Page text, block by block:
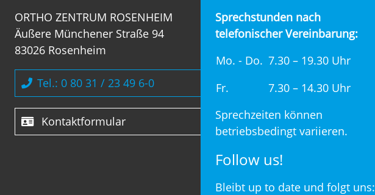
ORTHO ZENTRUM ROSENHEIM
Äußere Münchener Straße 94
83026 Rosenheim
Tel.: 0 80 31 / 23 49 6-0
Kontaktformular
Sprechstunden nach
telefonischer Vereinbarung:
Mo. - Do. 7.30 – 19.30 Uhr
Fr.
7.30 – 14.30 Uhr
Sprechzeiten können
betriebsbedingt variieren.
Follow us!
Bleibt up to date und folgt uns: